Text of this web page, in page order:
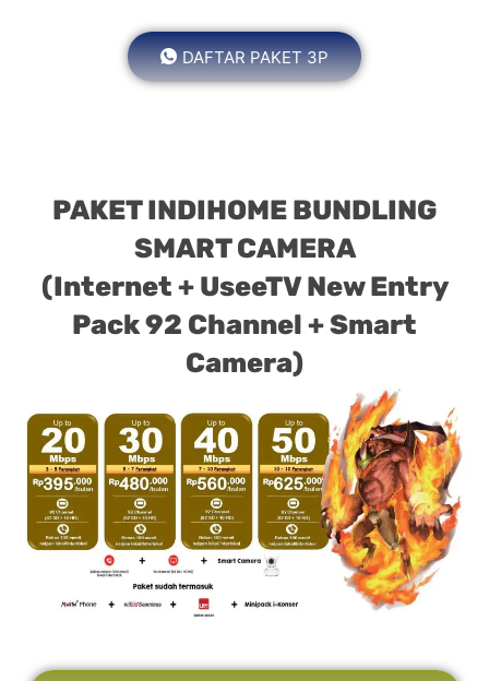
DAFTAR PAKET 3P
PAKET INDIHOME BUNDLING
SMART CAMERA
(Internet + UseeTV New Entry
Pack 92 Channel + Smart
Camera)